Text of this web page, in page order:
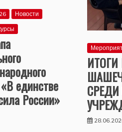
Новости
единстве
России»